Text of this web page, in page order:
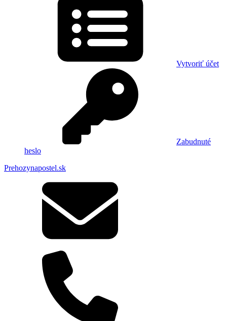
Vytvoriť účet
Zabudnuté
heslo
Prehozynapostel.sk